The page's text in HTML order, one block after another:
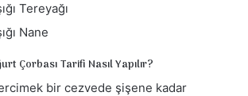
Tereyağı
Nane
Çorbası Tarifi Nasıl Yapılır?
bir cezvede şişene kadar